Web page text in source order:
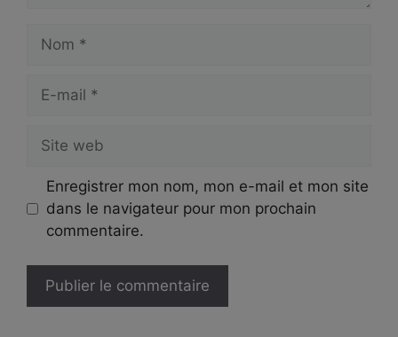
Nom
Site
Enregistrer mon nom, mon e-mail et mon site
dans le navigateur pour mon prochain
commentaire.